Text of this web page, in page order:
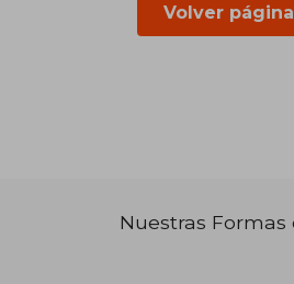
Volver
Nuestras Formas